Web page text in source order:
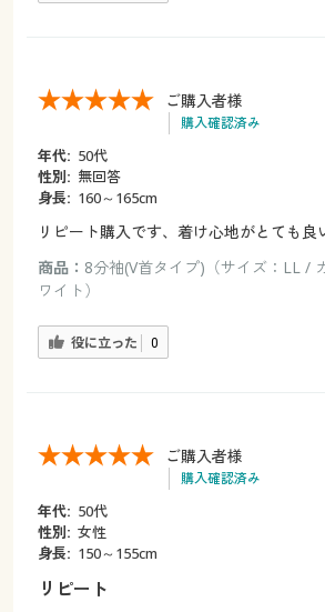
ご購入者様
購入確認済み
年代: 50代
性別: 無回答
身長: 160～165cm
リピート購入です、着け心地がとても良
商品： 8分袖(V首タイプ)（サイズ：LL /
ワイト）
役に立った 0
ご購入者様
購入確認済み
年代: 50代
性別: 女性
身長: 150～155cm
リピート